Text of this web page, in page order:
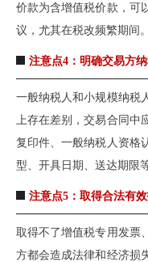
价款为含增值税价款，可
议，尤其在税改频繁期间。
注意点4：明确交易方纳
一般纳税人和小规模纳税
上存在差别，交易合同
复印件、一般纳税人资格
型、开具日期、送达期限
注意点5：取得合法有效
取得不了增值税专用发票
方都会造成法律和经济损